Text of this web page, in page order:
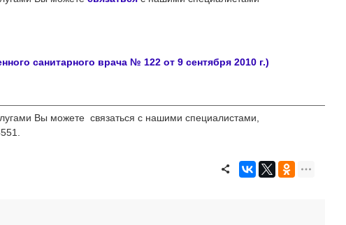
санитарного врача № 122 от 9 сентября 2010 г.)
Вы можете связаться с нашими специалистами,